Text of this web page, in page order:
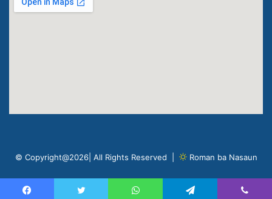
© Copyright@2026| All Rights Reserved | Roman ba Nasaun